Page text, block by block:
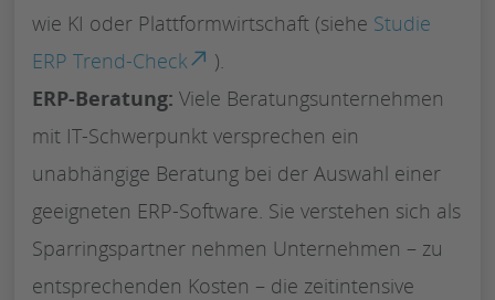
wie KI oder Plattformwirtschaft (siehe Studie
ERP Trend-Check
).
ERP-Beratung: Viele Beratungsunternehmen
mit IT-Schwerpunkt versprechen ein
unabhängige Beratung bei der Auswahl einer
geeigneten ERP-Software. Sie verstehen sich als
Sparringspartner nehmen Unternehmen – zu
entsprechenden Kosten – die zeitintensive